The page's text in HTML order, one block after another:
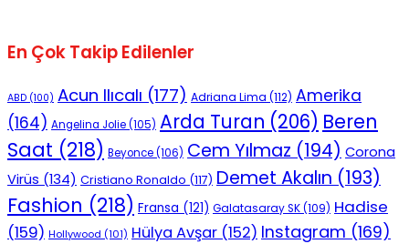
En Çok Takip Edilenler
ABD (100) Acun Ilıcalı (177) Adriana Lima (112) Amerika
(164) Angelina Jolie(105) Arda Turan (206) Beren
Saat (218) Beyonce(106) Cem Yılmaz (194) Corona
Virüs (134) Cristiano Ronaldo (117) Demet Akalın (193)
Fashion (218) Fransa (121) Galatasaray SK(109) Hadise
(159) Hollywood (101) Hülya Avşar (152) Instagram (169)